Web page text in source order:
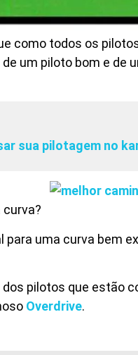
como todos os
um piloto bom e de
sua pilotagem no
para uma curva bem
pilotos que estão
Overdrive.